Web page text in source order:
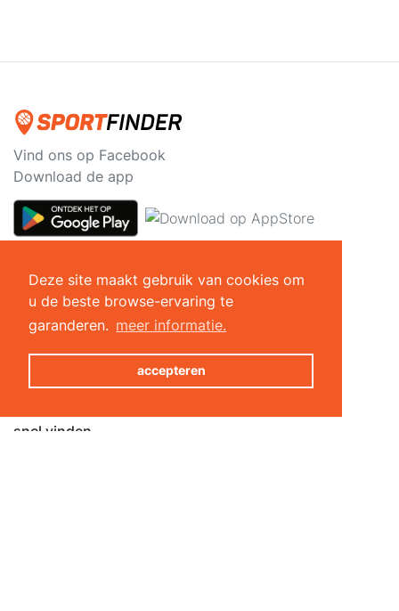
Deze site maakt gebruik van cookies om
u de beste browse-ervaring te
garanderen. meer informatie.
accepteren
Vind ons op Facebook
Download de app
Sportgids
All-in-one software
Coachmodule
Online reservering
snel vinden